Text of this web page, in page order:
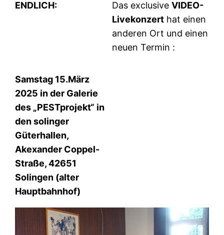
ENDLICH: Das exclusive VIDEO-
Livekonzert hat einen
anderen Ort und einen
neuen Termin :
Samstag 15.März
2025 in der Galerie
des „PESTprojekt“ in
den solinger
Güterhallen,
Akexander Coppel-
Straße, 42651
Solingen (alter
Hauptbahnhof)